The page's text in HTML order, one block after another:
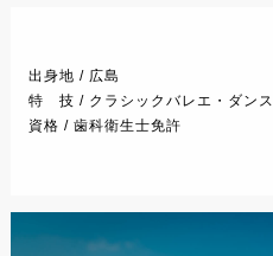
出身地 / 広島
特 技 / クラシックバレエ・ダンス
資格 / 歯科衛生士免許